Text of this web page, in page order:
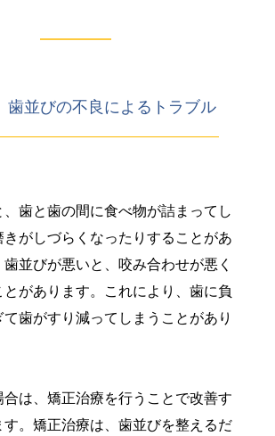
歯並びの不良によるトラブル
歯と歯の間に食べ物が詰まってし
きがしづらくなったりすることがあ
並びが悪いと、咬み合わせが悪く
があります。これにより、歯に負
歯がすり減ってしまうことがあり
は、矯正治療を行うことで改善す
す。矯正治療は、歯並びを整えるだ